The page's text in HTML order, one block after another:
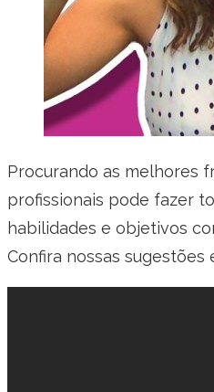
Procurando as melhores
profissionais pode fazer
habilidades e objetivos
Confira nossas